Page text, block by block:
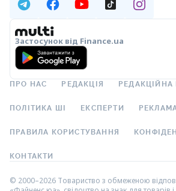
Застосунок від Finance.ua
ПРО НАС РЕДАКЦІЯ РЕДАКЦІЙНА
ПОЛІТИКА ШІ ЕКСПЕРТИ
ПРАВИЛА КОРИСТУВАННЯ
КОНТАКТИ
© 2000–2026 Товариство з обмеженою